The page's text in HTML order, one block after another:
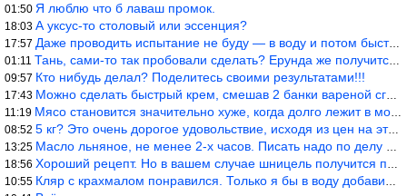
01:50 Я люблю что б лаваш промок.
18:03 А уксус-то столовый или эссенция?
17:57 Даже проводить испытание не буду — в воду и потом быстро в раска
01:11 Тань, сами-то так пробовали сделать? Ерунда же получится. Нет, с
09:57 Кто нибудь делал? Поделитесь своими результатами!!!
17:43 Можно сделать быстрый крем, смешав 2 банки вареной сгущенки со с
11:19 Мясо становится значительно хуже, когда долго лежит в морозилке
08:52 5 кг? Это очень дорогое удовольствие, исходя из цен на эту ягоду
13:25 Масло льняное, не менее 2-х часов. Писать надо по делу и подробн
18:56 Хороший рецепт. Но в вашем случае шницель получится парено-варен
10:55 Кляр с крахмалом понравился. Только я бы в воду добавил бы молок